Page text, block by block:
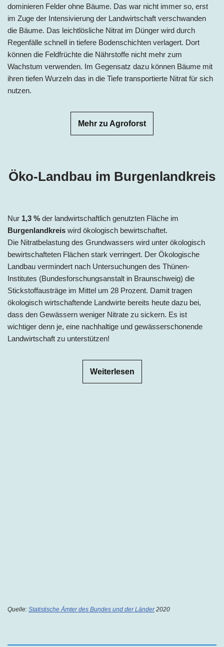
dominieren Felder ohne Bäume. Das war nicht immer so, erst
im Zuge der Intensivierung der Landwirtschaft verschwanden
die Bäume. Das leichtlösliche Nitrat im Dünger wird durch
Regenfälle schnell in tiefere Bodenschichten verlagert. Dort
können die Feldfrüchte die Nährstoffe nicht mehr zum
Wachstum verwenden. Im Gegensatz dazu können Bäume mit
ihren tiefen Wurzeln das in die Tiefe transportierte Nitrat für sich
nutzen.
Mehr zu Agroforst
Öko-Landbau im Burgenlandkreis
Nur 1,3 % der landwirtschaftlich genutzten Fläche im
Burgenlandkreis wird ökologisch bewirtschaftet.
Die Nitratbelastung des Grundwassers wird unter ökologisch
bewirtschafteten Flächen stark verringert. Der Ökologische
Landbau vermindert nach Untersuchungen des Thünen-
Institutes (Bundesforschungsanstalt in Braunschweig) die
Stickstoffausträge im Mittel um 28 Prozent. Damit tragen
ökologisch wirtschaftende Landwirte bereits heute dazu bei,
dass den Gewässern weniger Nitrate zu sickern. Es ist
wichtiger denn je, eine nachhaltige und gewässerschonende
Landwirtschaft zu unterstützen!
Weiterlesen
Quelle: Statistische Ämter des Bundes und der Länder2020